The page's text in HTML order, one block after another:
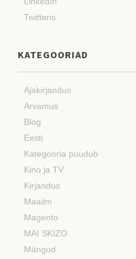
Twitteris
KATEGOORIAD
Ajakirjandus
Arvamus
Blog
Eesti
Kategooria puudub
Kino ja TV
Kirjandus
Maailm
Magento
MAI SKIZO
Mängud